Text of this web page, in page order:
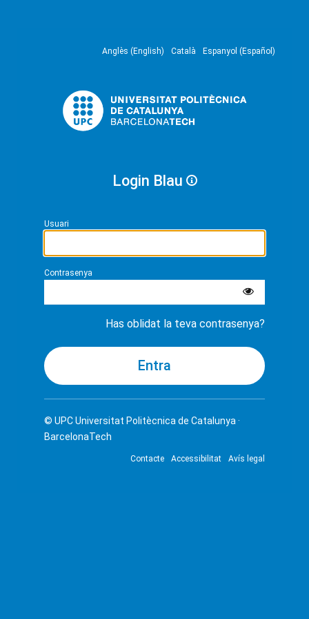
Anglès (English) Català Espanyol (Español)
Login Blau
Usuari
Contrasenya
Has oblidat la teva contrasenya?
© UPCUniversitat Politècnica de Catalunya ·
BarcelonaTech
Contacte Accessibilitat Avís legal